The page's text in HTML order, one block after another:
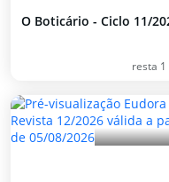
O Boticário - Ciclo 11/
resta 1